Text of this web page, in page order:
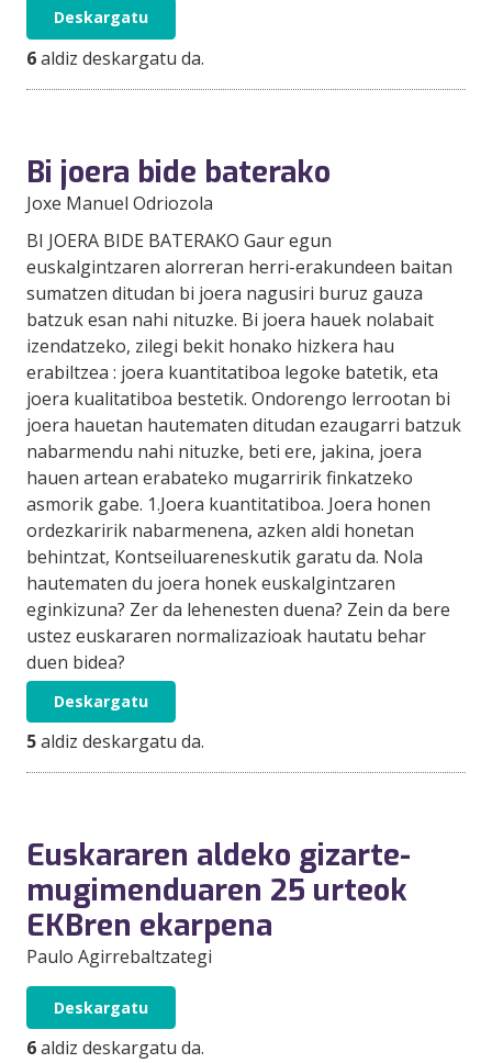
Deskargatu
6aldiz deskargatu da.
Bi joera bide baterako
Joxe Manuel Odriozola
BI JOERA BIDE BATERAKO Gaur egun
euskalgintzaren alorreran herri-erakundeen baitan
sumatzen ditudan bi joera nagusiri buruz gauza
batzuk esan nahi nituzke. Bi joera hauek nolabait
izendatzeko, zilegi bekit honako hizkera hau
erabiltzea : joera kuantitatiboa legoke batetik, eta
joera kualitatiboa bestetik. Ondorengo lerrootan bi
joera hauetan hautematen ditudan ezaugarri batzuk
nabarmendu nahi nituzke, beti ere, jakina, joera
hauen artean erabateko mugarririk finkatzeko
asmorik gabe. 1.Joera kuantitatiboa. Joera honen
ordezkaririk nabarmenena, azken aldi honetan
behintzat, Kontseiluareneskutik garatu da. Nola
hautematen du joera honek euskalgintzaren
eginkizuna? Zer da lehenesten duena? Zein da bere
ustez euskararen normalizazioak hautatu behar
duen bidea?
Deskargatu
5aldiz deskargatu da.
Euskararen aldeko gizarte-
mugimenduaren 25 urteok
EKBren ekarpena
Paulo Agirrebaltzategi
Deskargatu
6aldiz deskargatu da.